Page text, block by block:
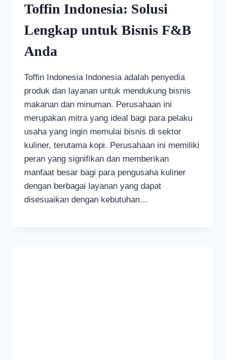
Toffin Indonesia: Solusi
Lengkap untuk Bisnis F&B
Anda
Toffin Indonesia Indonesia adalah penyedia
produk dan layanan untuk mendukung bisnis
makanan dan minuman. Perusahaan ini
merupakan mitra yang ideal bagi para pelaku
usaha yang ingin memulai bisnis di sektor
kuliner, terutama kopi. Perusahaan ini memiliki
peran yang signifikan dan memberikan
manfaat besar bagi para pengusaha kuliner
dengan berbagai layanan yang dapat
disesuaikan dengan kebutuhan…